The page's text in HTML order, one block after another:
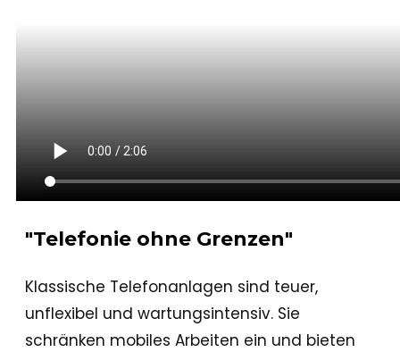
"Telefonie ohne Grenzen"
Klassische Telefonanlagen sind teuer,
unflexibel und wartungsintensiv. Sie
schränken mobiles Arbeiten ein und bieten